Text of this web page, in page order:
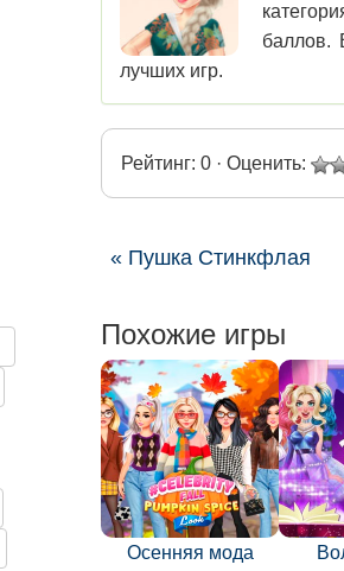
баллов.
лучших игр.
Рейтинг: 0 · Оценить:
« Пушка Стинкфлая
Похожие игры
Осенняя мода